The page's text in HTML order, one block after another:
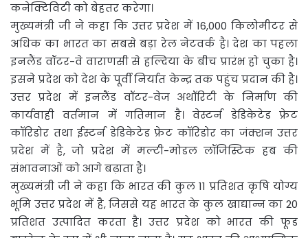
कनेक्टिविटी को बेहतर करेगा।
मुख्यमंत्री जी ने कहा कि उत्तर प्रदेश में 16,000 किलोमीटर से
अधिक का भारत का सबसे बड़ा रेल नेटवर्क है। देश का पहला
इनलैंड वॉटर-वे वाराणसी से हल्दिया के बीच प्रारंभ हो चुका है।
इसने प्रदेश को देश के पूर्वी निर्यात केन्द्र तक पहुंच प्रदान की है।
उत्तर प्रदेश में इनलैंड वॉटर-वेज अथॉरिटी के निर्माण की
कार्यवाही वर्तमान में गतिमान है। वेस्टर्न डेडिकेटेड फ्रेट
कॉरिडोर तथा ईस्टर्न डेडिकेटेड फ्रेट कॉरिडोर का जंक्शन उत्तर
प्रदेश में है, जो प्रदेश में मल्टी-मोडल लॉजिस्टिक हब की
संभावनाओं को आगे बढ़ाता है।
मुख्यमंत्री जी ने कहा कि भारत की कुल 11 प्रतिशत कृषि योग्य
भूमि उत्तर प्रदेश में है, जिससे यह भारत के कुल खाद्यान्न का 20
प्रतिशत उत्पादित करता है। उत्तर प्रदेश को भारत की फूड